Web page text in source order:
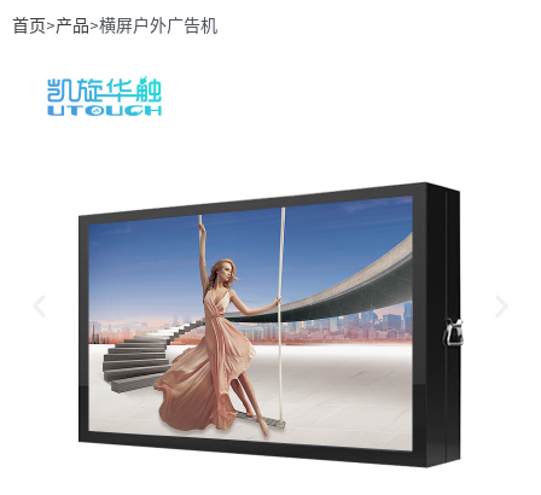
首页>产品>横屏户外广告机